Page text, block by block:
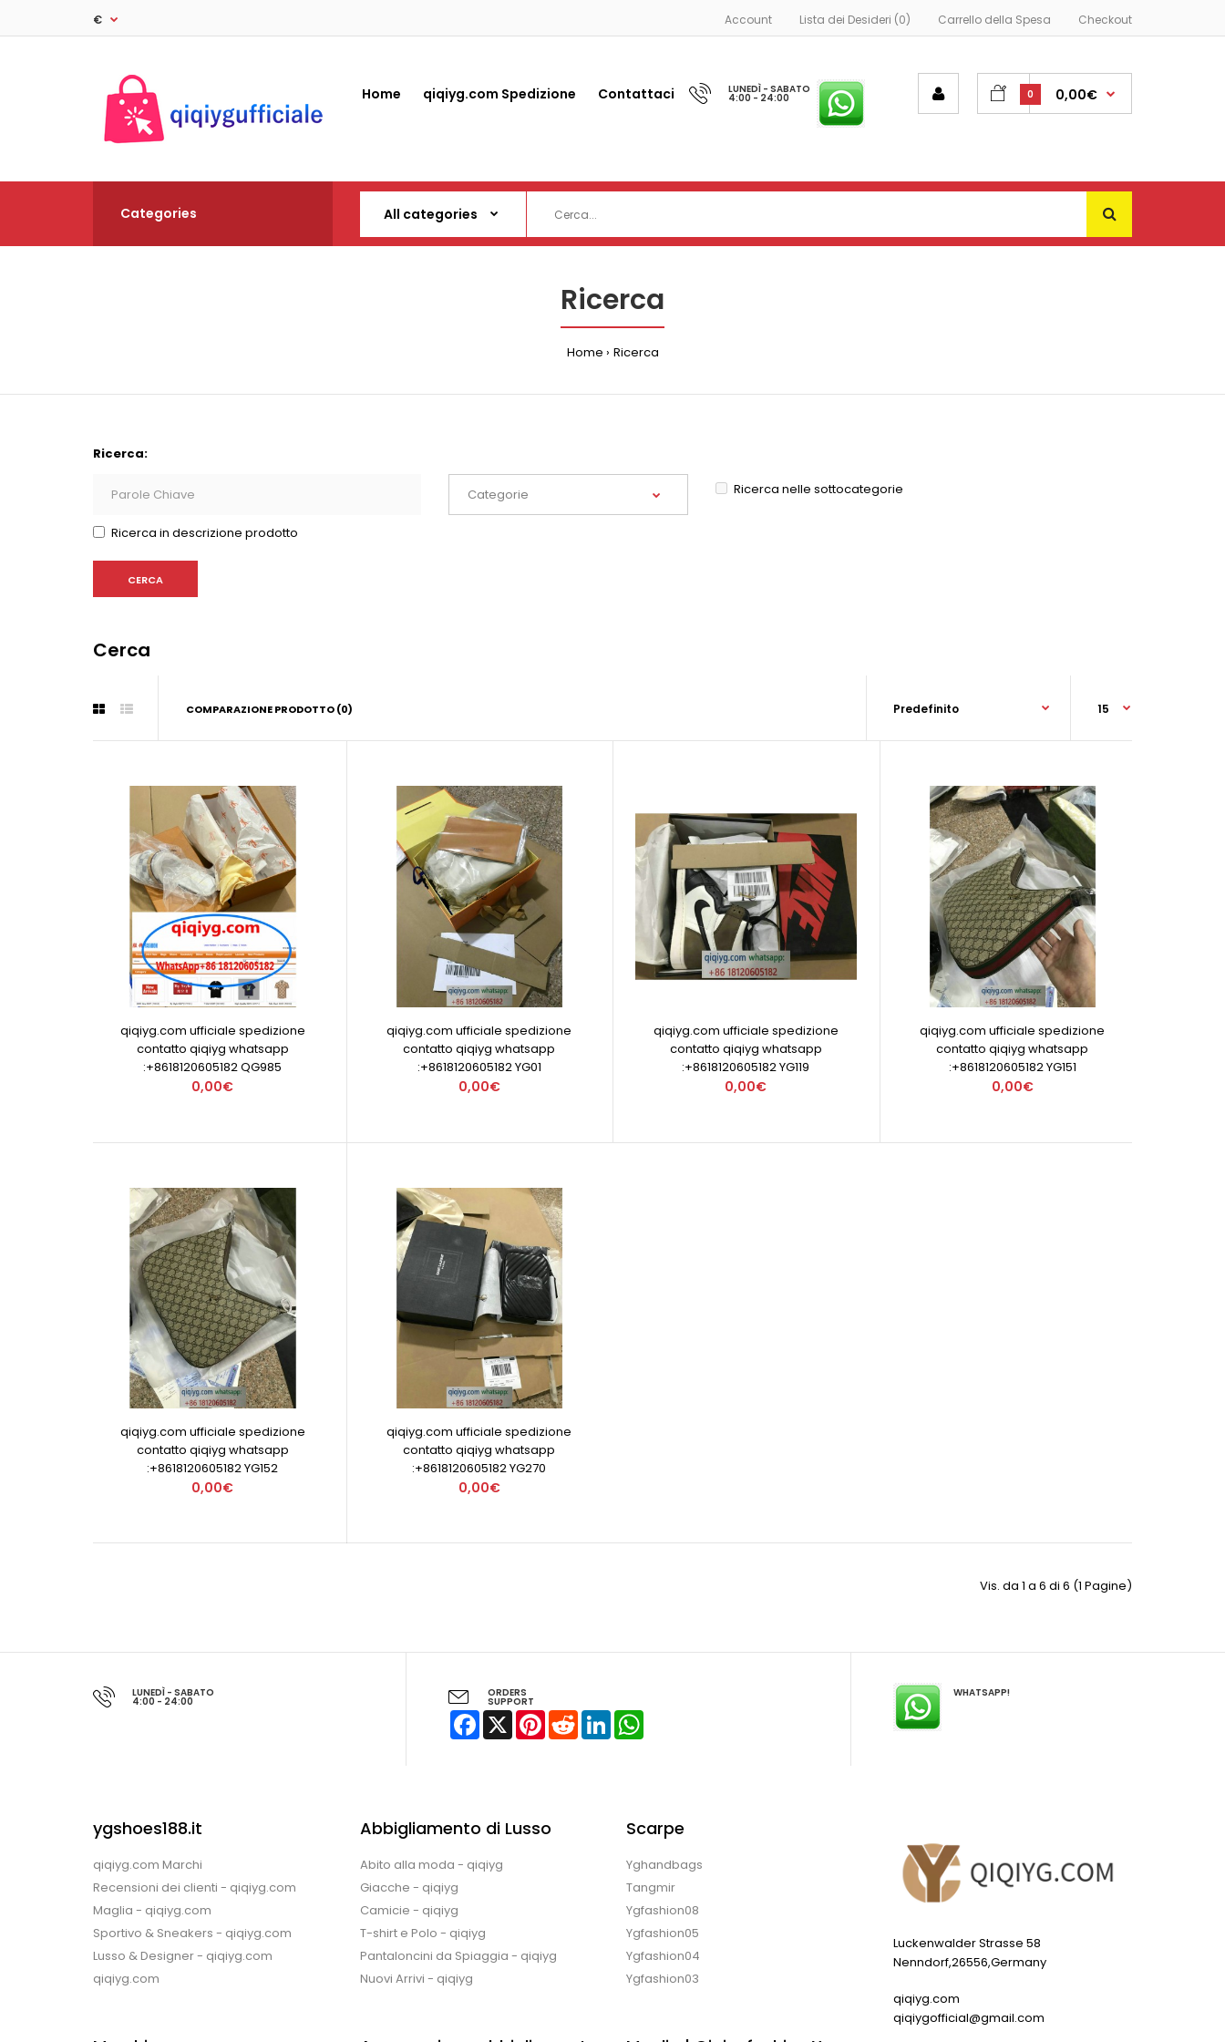
Account Lista dei Desideri (0) Carrello della Spesa Checkout
€
Home qiqiyg.com Spedizione Contattaci LUNEDÌ - SABATO
4:00 - 24:00 0 0,00€
Categories
Ricerca
Home Ricerca
Ricerca:
Ricerca nelle sottocategorie
Ricerca in descrizione prodotto
Cerca
COMPARAZIONE PRODOTTO (0)
qiqiyg.com ufficiale spedizione
contatto qiqiyg whatsapp
:+8618120605182 QG985
0,00€
qiqiyg.com ufficiale spedizione
contatto qiqiyg whatsapp
:+8618120605182 YG01
0,00€
qiqiyg.com ufficiale spedizione
contatto qiqiyg whatsapp
:+8618120605182 YG119
0,00€
qiqiyg.com ufficiale spedizione
contatto qiqiyg whatsapp
:+8618120605182 YG151
0,00€
qiqiyg.com ufficiale spedizione
contatto qiqiyg whatsapp
:+8618120605182 YG152
0,00€
qiqiyg.com ufficiale spedizione
contatto qiqiyg whatsapp
:+8618120605182 YG270
0,00€
Vis. da 1 a 6 di 6 (1 Pagine)
LUNEDÌ - SABATO
4:00 - 24:00
ORDERS
SUPPORT
Facebook
X PinterestRedditLinkedIn
WHATSAPP!
ygshoes188.it
qiqiyg.com Marchi
Recensioni dei clienti - qiqiyg.com
Maglia - qiqiyg.com
Sportivo & Sneakers - qiqiyg.com
Lusso & Designer - qiqiyg.com
qiqiyg.com
Abbigliamento di Lusso
Abito alla moda - qiqiyg
Giacche - qiqiyg
Camicie - qiqiyg
T-shirt e Polo - qiqiyg
Pantaloncini da Spiaggia - qiqiyg
Nuovi Arrivi - qiqiyg
Scarpe
Yghandbags
Tangmir
Ygfashion08
Ygfashion05
Ygfashion04
Ygfashion03
Luckenwalder Strasse 58
Nenndorf,26556,Germany
qiqiyg.com
qiqiygofficial@gmail.com